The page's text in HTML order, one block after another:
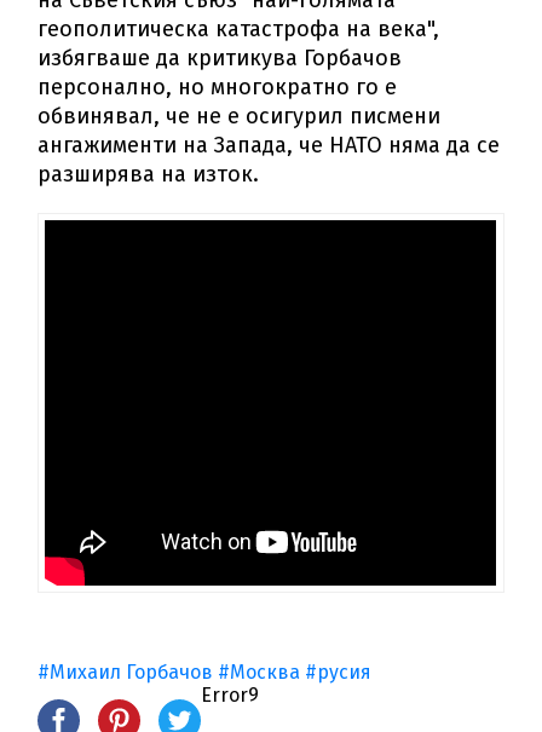
геополитическа катастрофа на века",
избягваше да критикува Горбачов
персонално, но многократно го е
обвинявал, че не е осигурил писмени
ангажименти на Запада, че НАТО няма да се
разширява на изток.
#Михаил Горбачов #Москва #русия
Error9